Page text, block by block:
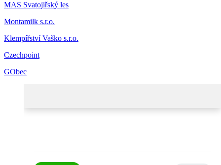
MAS Svatojiřský les
Montamilk s.r.o.
Klempířství Vaško s.r.o.
Czechpoint
GObec